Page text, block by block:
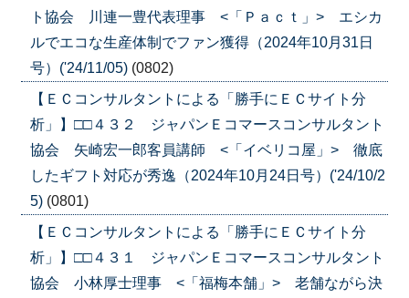
ト協会 川連一豊代表理事 <「Ｐａｃｔ」> エシカ
ルでエコな生産体制でファン獲得（2024年10月31日
号）('24/11/05) (0802)
【ＥＣコンサルタントによる「勝手にＥＣサイト分
析」】□□４３２ ジャパンＥコマースコンサルタント
協会 矢崎宏一郎客員講師 <「イベリコ屋」> 徹底
したギフト対応が秀逸（2024年10月24日号）('24/10/2
5) (0801)
【ＥＣコンサルタントによる「勝手にＥＣサイト分
析」】□□４３１ ジャパンＥコマースコンサルタント
協会 小林厚士理事 <「福梅本舗」> 老舗ながら決